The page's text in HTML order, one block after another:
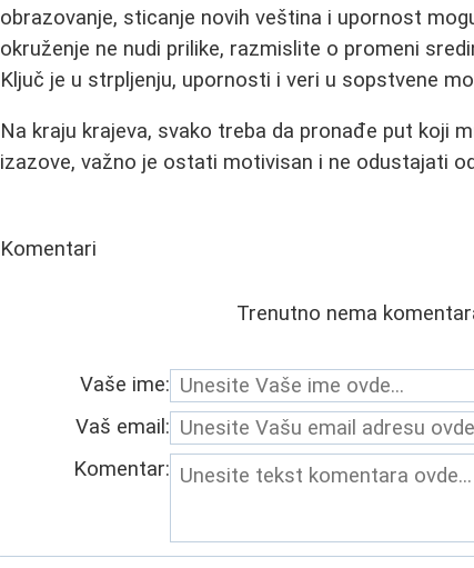
obrazovanje, sticanje novih veština i upornost
okruženje ne nudi prilike, razmislite o promeni
Ključ je u strpljenju, upornosti i veri u sopstvene
Na kraju krajeva, svako treba da pronađe put koji
izazove, važno je ostati motivisan i ne odustajati
Komentari
Trenutno nema
Vaše ime:
Vaš email:
Komentar: